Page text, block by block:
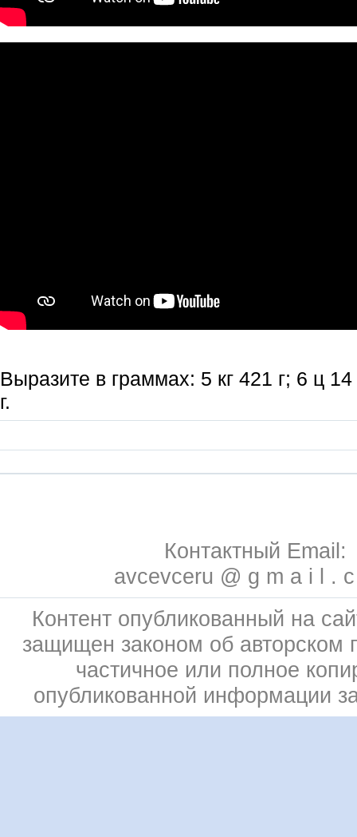
Выразите в граммах: 5 кг 421 г; 6 ц 14
г.
Контактный Email:
avcevceru @ g m a i l .
Контент опубликованный на
защищен законом об авторском
частичное или полное
опубликованной информации